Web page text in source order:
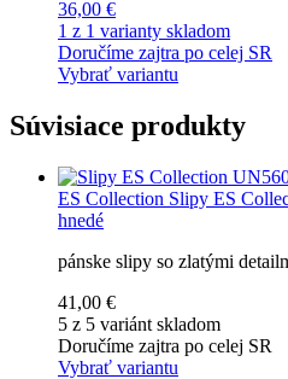
36,00 €
1 z 1 varianty skladom
Doručíme zajtra po celej SR
Vybrať variantu
Súvisiace produkty
ES Collection Slipy ES
hnedé
pánske slipy so zlatými
41,00 €
5 z 5 variánt skladom
Doručíme zajtra po celej SR
Vybrať variantu